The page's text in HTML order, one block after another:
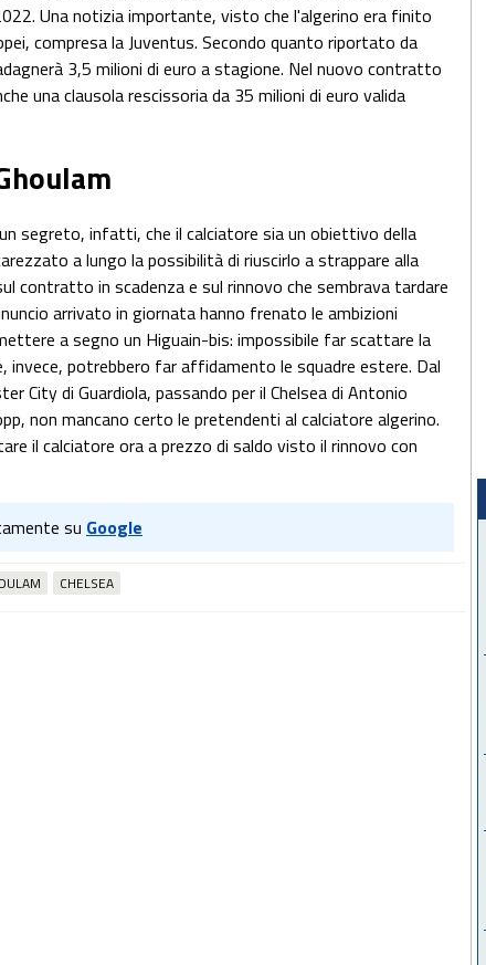
Una notizia importante, visto che l'algerino era finito
compresa la Juventus. Secondo quanto riportato da
3,5 milioni di euro a stagione. Nel nuovo contratto
una clausola rescissoria da 35 milioni di euro valida
segreto, infatti, che il calciatore sia un obiettivo della
a lungo la possibilità di riuscirlo a strappare alla
contratto in scadenza e sul rinnovo che sembrava tardare
arrivato in giornata hanno frenato le ambizioni
a segno un Higuain-bis: impossibile far scattare la
invece, potrebbero far affidamento le squadre estere. Dal
City di Guardiola, passando per il Chelsea di Antonio
non mancano certo le pretendenti al calciatore algerino.
il calciatore ora a prezzo di saldo visto il rinnovo con
su Google
CHELSEA